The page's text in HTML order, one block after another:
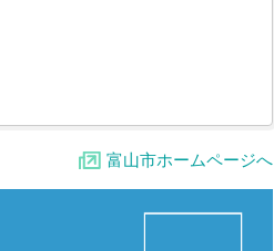
富山市ホームページへ